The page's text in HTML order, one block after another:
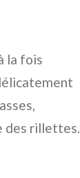
la fois
des rillettes.